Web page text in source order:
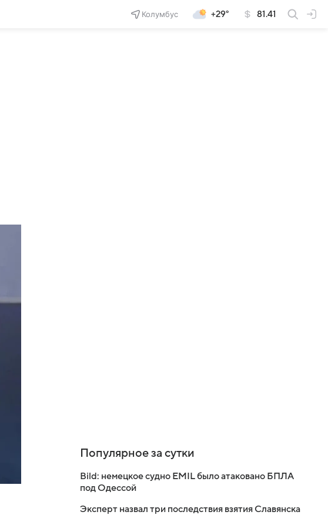
Колумбус +29° 81.41
Популярное за сутки
Bild: немецкое судно EMIL было атаковано БПЛА
под Одессой
Эксперт назвал три последствия взятия Славянска